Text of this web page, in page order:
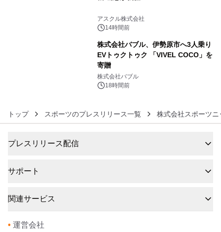
アスクル株式会社
14時間前
株式会社バブル、伊勢原市へ3人乗り
EVトゥクトゥク 「VIVEL COCO」を
寄贈
株式会社バブル
18時間前
トップ スポーツのプレスリリース一覧 株式会社スポーツ
プレスリリース配信
サポート
関連サービス
• 運営会社